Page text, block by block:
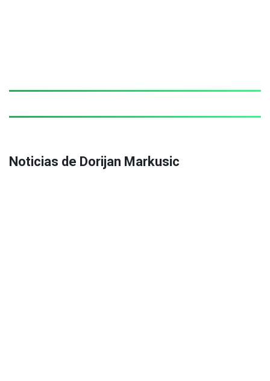
Noticias de Dorijan Markusic